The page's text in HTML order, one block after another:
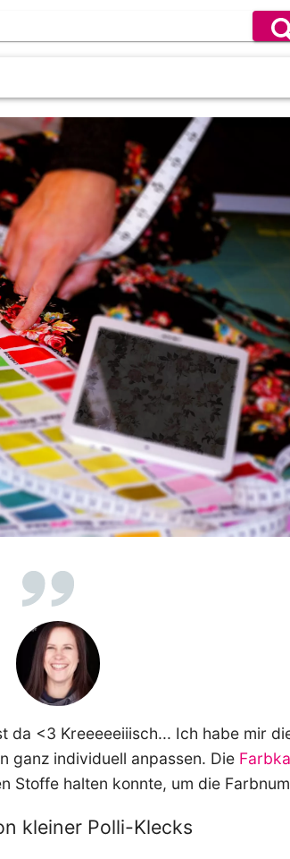
<3 Kreeeeeiiisch... Ich habe mir
ganz individuell anpassen. Die
Stoffe halten konnte, um die
kleiner Polli-Klecks